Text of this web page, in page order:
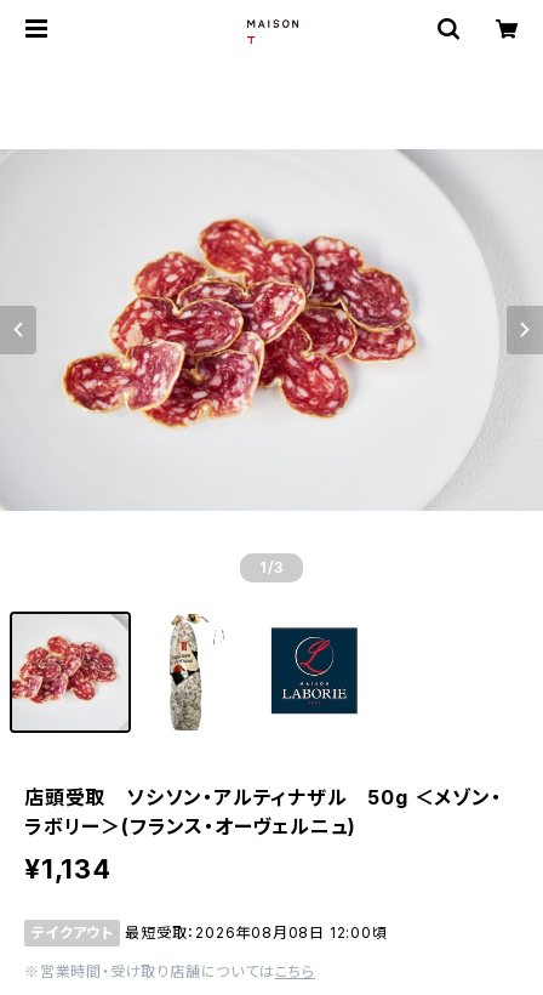
1 /3
店頭受取 ソシソン・アルティナザル 50g ＜メゾン・
ラボリー＞(フランス・オーヴェルニュ)
¥1,134
テイクアウト 最短受取：2026年08月08日 12:00頃
※営業時間・受け取り店舗については こちら